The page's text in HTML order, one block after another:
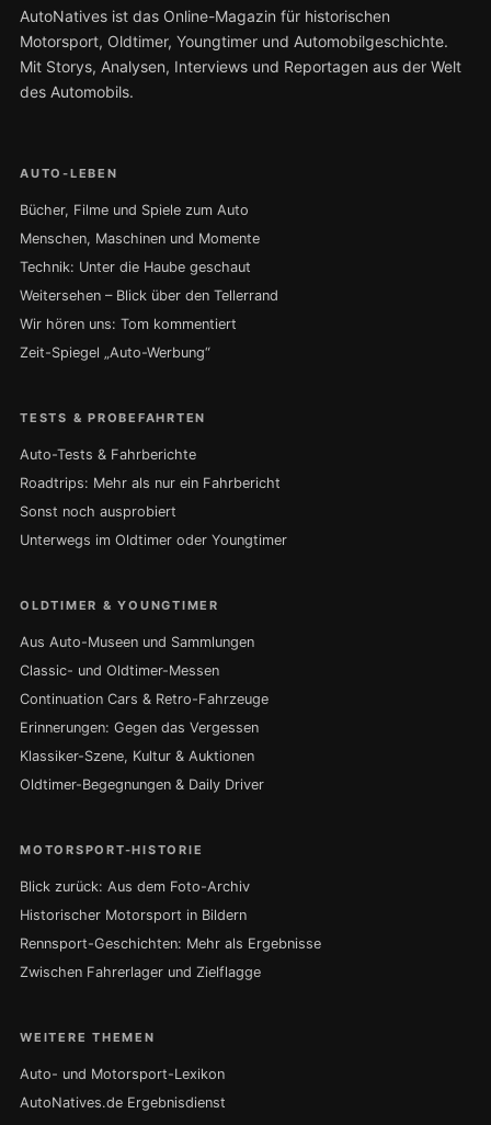
AutoNatives ist das Online-Magazin für historischen
Motorsport, Oldtimer, Youngtimer und Automobilgeschichte.
Mit Storys, Analysen, Interviews und Reportagen aus der Welt
des Automobils.
AUTO-LEBEN
Bücher, Filme und Spiele zum Auto
Menschen, Maschinen und Momente
Technik: Unter die Haube geschaut
Weitersehen – Blick über den Tellerrand
Wir hören uns: Tom kommentiert
Zeit-Spiegel „Auto-Werbung“
TESTS & PROBEFAHRTEN
Auto-Tests & Fahrberichte
Roadtrips: Mehr als nur ein Fahrbericht
Sonst noch ausprobiert
Unterwegs im Oldtimer oder Youngtimer
OLDTIMER & YOUNGTIMER
Aus Auto-Museen und Sammlungen
Classic- und Oldtimer-Messen
Continuation Cars & Retro-Fahrzeuge
Erinnerungen: Gegen das Vergessen
Klassiker-Szene, Kultur & Auktionen
Oldtimer-Begegnungen & Daily Driver
MOTORSPORT-HISTORIE
Blick zurück: Aus dem Foto-Archiv
Historischer Motorsport in Bildern
Rennsport-Geschichten: Mehr als Ergebnisse
Zwischen Fahrerlager und Zielflagge
WEITERE THEMEN
Auto- und Motorsport-Lexikon
AutoNatives.de Ergebnisdienst